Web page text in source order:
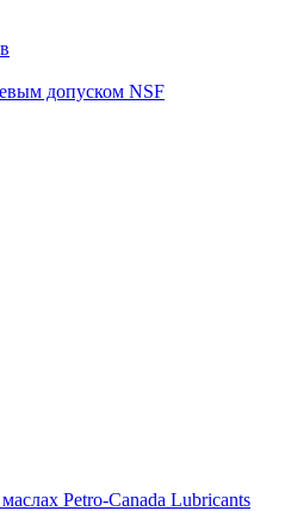
допуском NSF
Petro-Canada Lubricants